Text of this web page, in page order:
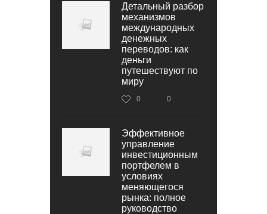
Детальный разбор
механизмов
международных
денежных
переводов: как
деньги
путешествуют по
миру
0 0
Эффективное
управление
инвестиционным
портфелем в
условиях
меняющегося
рынка: полное
руководство